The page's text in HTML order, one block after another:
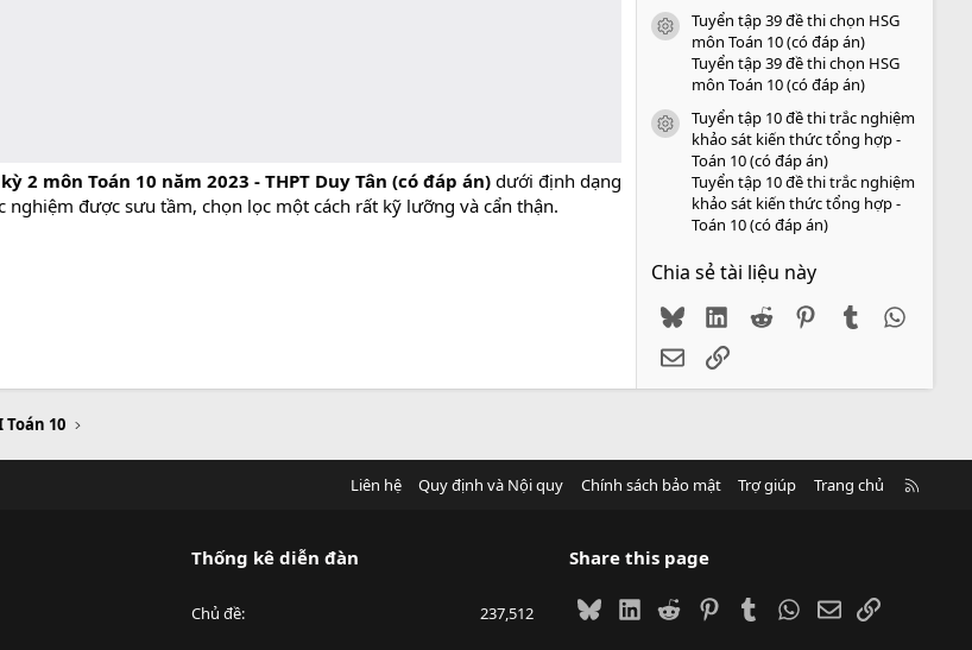
2 môn Toán 10 năm 2023 - THPT Duy Tân (có đáp án) dưới định dạng
được sưu tầm, chọn lọc một cách rất kỹ lưỡng và cẩn thận.
icon tài liệu
Tuyển tập 39 đề thi chọn HSG
môn Toán 10 (có đáp án)
Tuyển tập 39 đề thi chọn HSG
môn Toán 10 (có đáp án)
icon tài liệu
Tuyển tập 10 đề thi trắc nghiệm
khảo sát kiến thức tổng hợp -
Toán 10 (có đáp án)
Tuyển tập 10 đề thi trắc nghiệm
khảo sát kiến thức tổng hợp -
Toán 10 (có đáp án)
Chia sẻ tài liệu này
BlueskyLinkedIn
Reddit PinterestTumblr
EmailLink
10
Liên hệ Quy định và Nội quy Chính sách bảo mật Trợ giúp Trang chủ
Thống kê diễn đàn
Chủ đề 237,512
Share this page
BlueskyLinkedIn
Reddit PinterestTumblrWhatsApp
EmailLink